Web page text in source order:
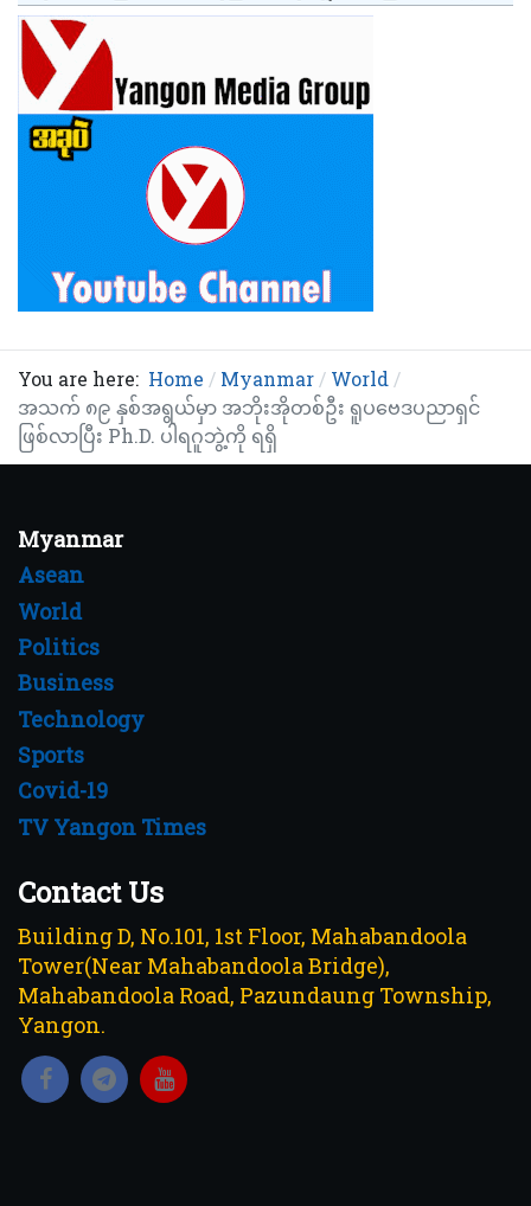
You are here: Home Myanmar
World
အသက် ၈၉ နှစ်အရွယ်မှာ အဘိုးအိုတစ်ဦး ရူပဗေဒပညာရှင်
ဖြစ်လာပြီး Ph.D. ပါရဂူဘွဲ့ကို ရရှိ
Myanmar
Asean
World
Politics
Business
Technology
Sports
Covid-19
TV Yangon Times
Contact Us
Building D, No.101, 1st Floor, Mahabandoola
Tower(Near Mahabandoola Bridge),
Mahabandoola Road, Pazundaung Township,
Yangon.